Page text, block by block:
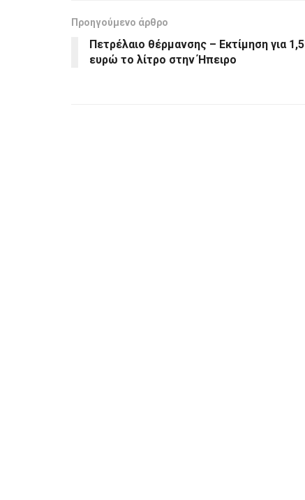
Προηγούμενο άρθρο
Πετρέλαιο θέρμανσης – Εκτίμηση για 1,5
ευρώ το λίτρο στην Ήπειρο